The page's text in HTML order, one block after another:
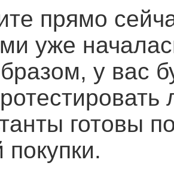
прямо
уже
у вас
готовы
покупки.